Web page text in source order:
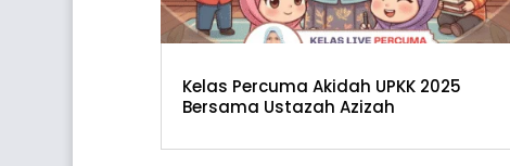
Kelas Percuma Akidah UPKK 2025
Bersama Ustazah Azizah